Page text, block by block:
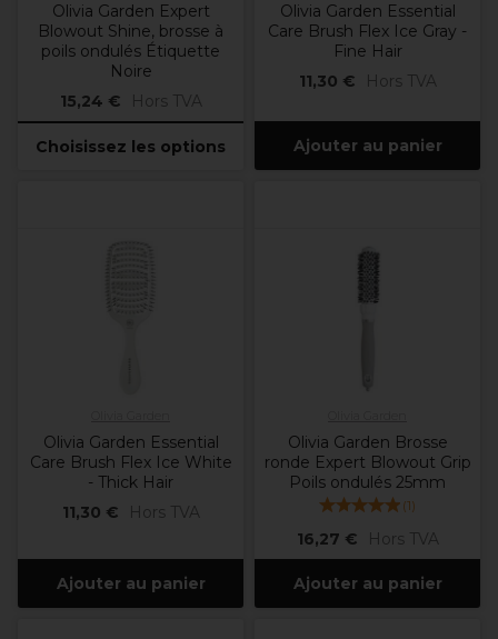
Olivia Garden Expert
Blowout Shine, brosse à
poils ondulés Étiquette
Noire
15,24 €
Hors TVA
Choisissez les options
Olivia Garden Essential
Care Brush Flex Ice Gray -
Fine Hair
11,30 €
Hors TVA
Ajouter au panier
Olivia Garden Essential
Care Brush Flex Ice White
- Thick Hair
11,30 €
Hors TVA
Ajouter au panier
Olivia Garden Brosse
ronde Expert Blowout Grip
Poils ondulés 25mm
(1)
16,27 € Hors TVA
Ajouter au panier